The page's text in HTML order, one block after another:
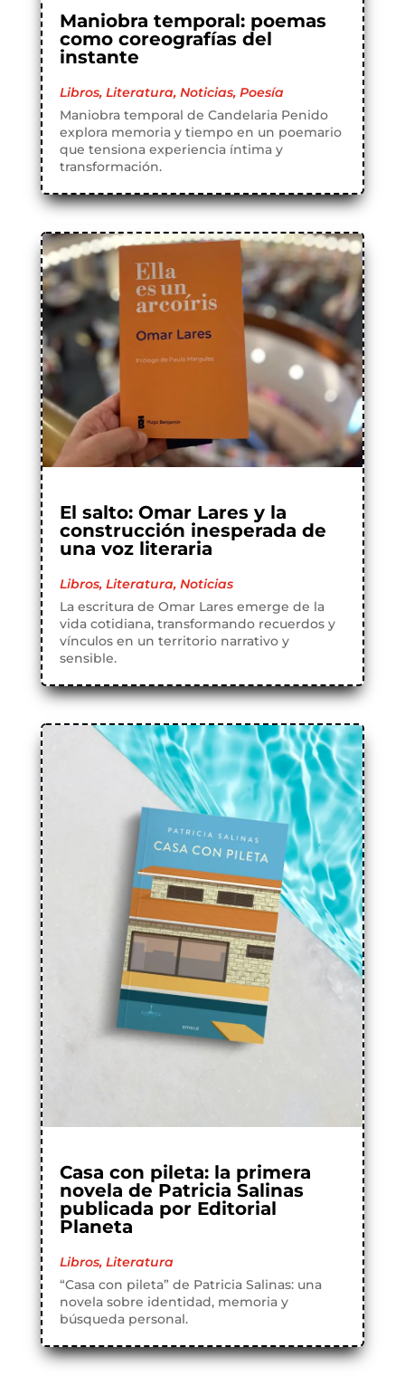
Maniobra temporal: poemas
como coreografías del
instante
Libros, Literatura, Noticias, Poesía
Maniobra temporal de Candelaria Penido
explora memoria y tiempo en un poemario
que tensiona experiencia íntima y
transformación.
El salto: Omar Lares y la
construcción inesperada de
una voz literaria
Libros, Literatura, Noticias
La escritura de Omar Lares emerge de la
vida cotidiana, transformando recuerdos y
vínculos en un territorio narrativo y
sensible.
Casa con pileta: la primera
novela de Patricia Salinas
publicada por Editorial
Planeta
Libros, Literatura
“Casa con pileta” de Patricia Salinas: una
novela sobre identidad, memoria y
búsqueda personal.